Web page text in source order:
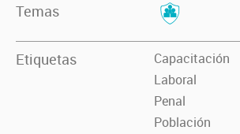
Temas
Etiquetas
Capacitación
Laboral
Penal
Población